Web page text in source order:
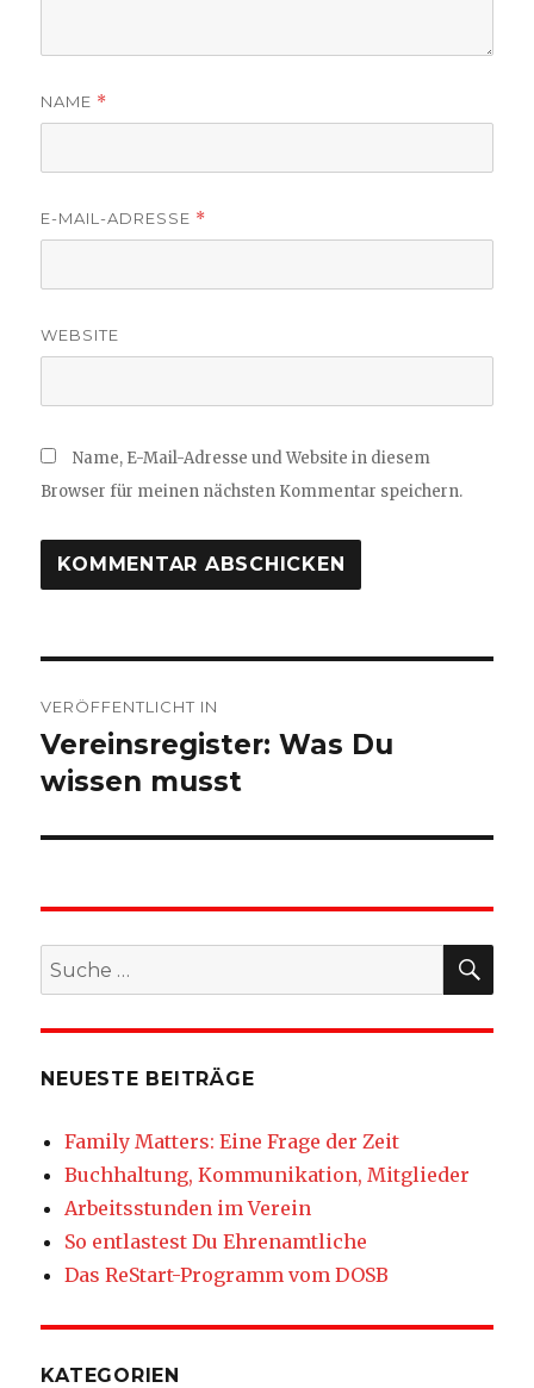
NAME *
E-MAIL-ADRESSE *
WEBSITE
Name, E-Mail-Adresse und Website in diesem
Browser für meinen nächsten Kommentar speichern.
VERÖFFENTLICHT IN
Vereinsregister: Was Du
wissen musst
Suche
nach:
NEUESTE BEITRÄGE
Family Matters: Eine Frage der Zeit
Buchhaltung, Kommunikation, Mitglieder
Arbeitsstunden im Verein
So entlastest Du Ehrenamtliche
Das ReStart-Programm vom DOSB
KATEGORIEN